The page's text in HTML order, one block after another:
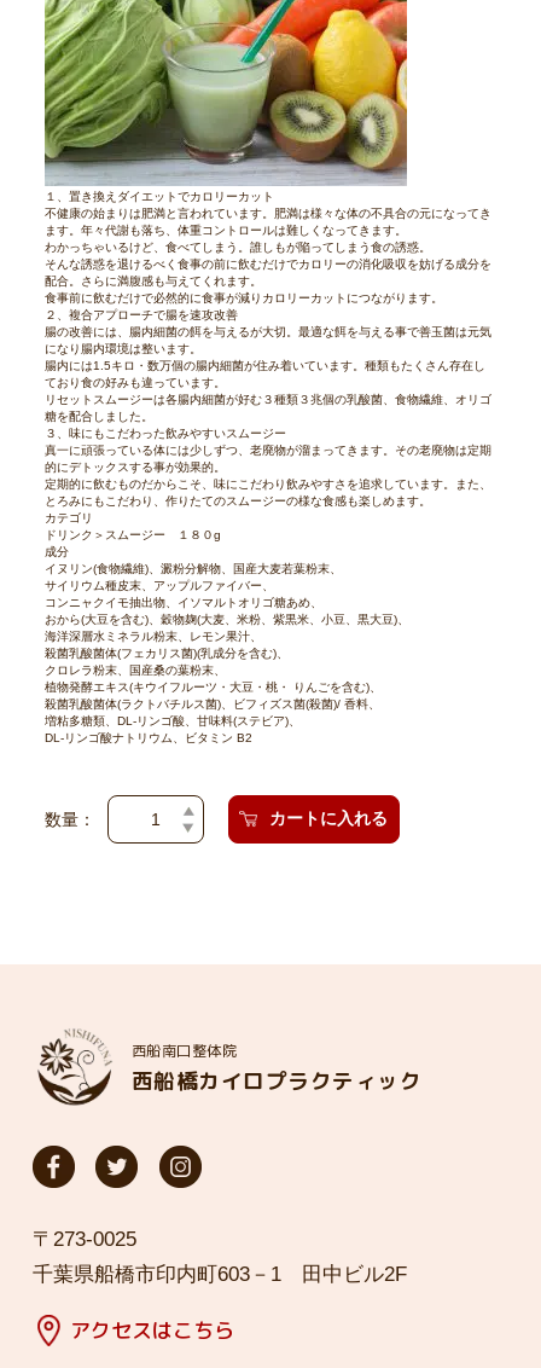
１、置き換えダイエットでカロリーカット
不健康の始まりは肥満と言われています。肥満は様々な体の不具合の元になってき
ます。年々代謝も落ち、体重コントロールは難しくなってきます。
わかっちゃいるけど、食べてしまう。誰しもが陥ってしまう食の誘惑。
そんな誘惑を退けるべく食事の前に飲むだけでカロリーの消化吸収を妨げる成分を
配合。さらに満腹感も与えてくれます。
食事前に飲むだけで必然的に食事が減りカロリーカットにつながります。
２、複合アプローチで腸を速攻改善
腸の改善には、腸内細菌の餌を与えるが大切。最適な餌を与える事で善玉菌は元気
になり腸内環境は整います。
腸内には1.5キロ・数万個の腸内細菌が住み着いています。種類もたくさん存在し
ており食の好みも違っています。
リセットスムージーは各腸内細菌が好む３種類３兆個の乳酸菌、食物繊維、オリゴ
糖を配合しました。
３、味にもこだわった飲みやすいスムージー
真一に頑張っている体には少しずつ、老廃物が溜まってきます。その老廃物は定期
的にデトックスする事が効果的。
定期的に飲むものだからこそ、味にこだわり飲みやすさを追求しています。また、
とろみにもこだわり、作りたてのスムージーの様な食感も楽しめます。
カテゴリ
ドリンク＞スムージー １８０g
成分
イヌリン(食物繊維)、澱粉分解物、国産大麦若葉粉末、
サイリウム種皮末、アップルファイバー、
コンニャクイモ抽出物、イソマルトオリゴ糖あめ、
おから(大豆を含む)、穀物麹(大麦、米粉、紫黒米、小豆、黒大豆)、
海洋深層水ミネラル粉末、レモン果汁、
殺菌乳酸菌体(フェカリス菌)(乳成分を含む)、
クロレラ粉末、国産桑の葉粉末、
植物発酵エキス(キウイフルーツ・大豆・桃・ りんごを含む)、
殺菌乳酸菌体(ラクトバチルス菌)、ビフィズス菌(殺菌)/ 香料、
増粘多糖類、DL-リンゴ酸、甘味料(ステビア)、
DL-リンゴ酸ナトリウム、ビタミン B2
数量： カートに入れる
西船南口整体院
西船橋カイロプラクティック
〒273-0025
千葉県船橋市印内町603－1 田中ビル2F
アクセスはこちら